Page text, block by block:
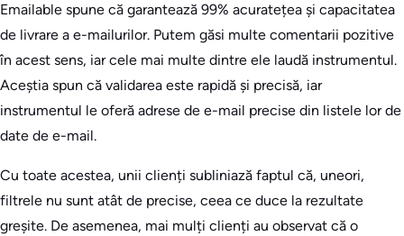
Emailable spune că garantează 99% acuratețea și capacitatea
de livrare a e-mailurilor. Putem găsi multe comentarii pozitive
în acest sens, iar cele mai multe dintre ele laudă instrumentul.
Aceștia spun că validarea este rapidă și precisă, iar
instrumentul le oferă adrese de e-mail precise din listele lor de
date de e-mail.
Cu toate acestea, unii clienți subliniază faptul că, uneori,
filtrele nu sunt atât de precise, ceea ce duce la rezultate
greșite. De asemenea, mai mulți clienți au observat că o